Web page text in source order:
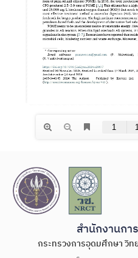
สำนักงานกา
กระทรวงการอุดมศึกษา วิท